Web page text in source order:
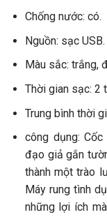
Chống nước: có.
Nguồn: sạc USB.
Màu sắc: trắng,
Thời gian sạc: 2
Trung bình thời
công dụng:
đạo giả gắn
thành một trào
Máy rung tình
những lợi ích